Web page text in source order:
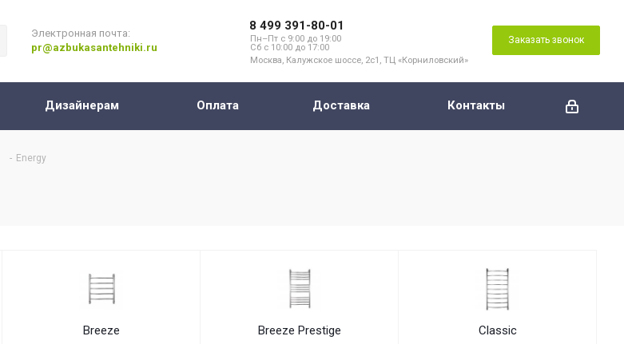
Электронная почта:
pr@azbukasantehniki.ru
8 499 391-80-01
Пн–Пт с 9:00 до 19:00
Сб с 10:00 до 17:00
Москва, Калужское шоссе, 2с1, ТЦ «Корниловский»
Заказать звонок
Дизайнерам Оплата Доставка Контакты
- Energy
Breeze Breeze Prestige Classic